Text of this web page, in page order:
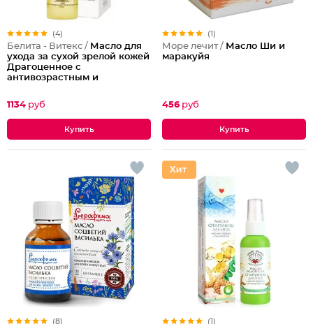
(4)
Белита - Витекс / Масло для
ухода за сухой зрелой кожей
Драгоценное с
антивозрастным и
LuxCare
1134 руб
(1)
Море лечит / Масло Ши и
маракуйя
456 руб
(8) (1)